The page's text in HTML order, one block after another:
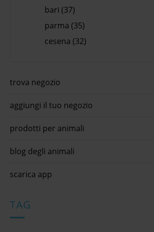
bari (37)
parma (35)
cesena (32)
trova negozio
aggiungi il tuo negozio
prodotti per animali
blog degli animali
scarica app
TAG